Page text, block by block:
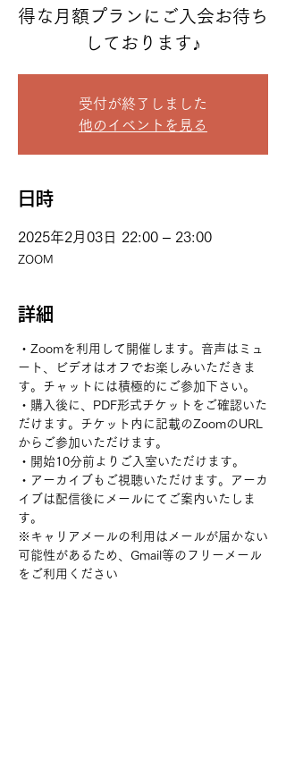
得な月額プランにご入会お待ち
しております♪
受付が終了しました
他のイベントを見る
日時
2025年2月03日 22:00 – 23:00
ZOOM
詳細
・Zoomを利用して開催します。音声はミュ
ート、ビデオはオフでお楽しみいただきま
す。チャットには積極的にご参加下さい。
・購入後に、PDF形式チケットをご確認いた
だけます。チケット内に記載のZoomのURL
からご参加いただけます。
・開始10分前よりご入室いただけます。
・アーカイブもご視聴いただけます。アーカ
イブは配信後にメールにてご案内いたしま
す。
※キャリアメールの利用はメールが届かない
可能性があるため、Gmail等のフリーメール
をご利用ください